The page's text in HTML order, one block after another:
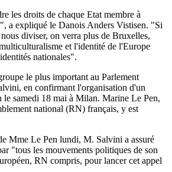
les droits de chaque Etat membre à
a expliqué le Danois Anders Vistisen. "Si
diviser, on verra plus de Bruxelles,
et l'identité de l'Europe
nationales".
le plus important au Parlement
en confirmant l'organisation d'un
le samedi 18 mai à Milan. Marine Le Pen,
national (RN) français, y est
Mme Le Pen lundi, M. Salvini a assuré
"tous les mouvements politiques de son
RN compris, pour lancer cet appel